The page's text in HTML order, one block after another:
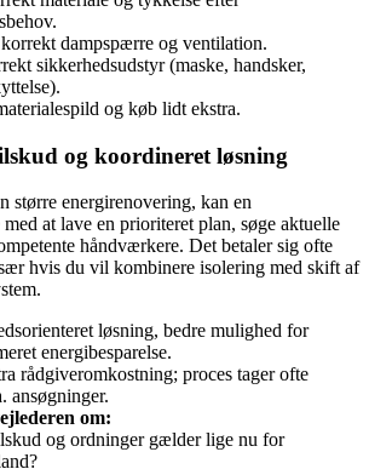
dampspærre og ventilation.
sikkerhedsudstyr (maske, handsker,
og køb lidt ekstra.
og koordineret løsning
større energirenovering, kan en
at lave en prioriteret plan, søge aktuelle
håndværkere. Det betaler sig ofte
hvis du vil kombinere isolering med skift af
løsning, bedre mulighed for
energibesparelse.
rådgiveromkostning; proces tager ofte
ansøgninger.
om:
og ordninger gælder lige nu for